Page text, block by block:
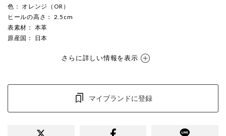
色 ： オレンジ（OR）
ヒールの高さ ： 2.5cm
表素材 ： 本革
原産国 ： 日本
さらに詳しい情報を表示
マイブランドに登録